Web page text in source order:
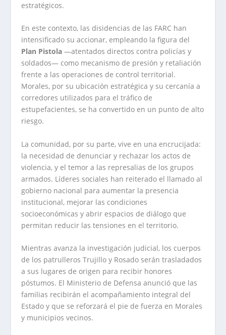
estratégicos.
En este contexto, las disidencias de las FARC han
intensificado su accionar, empleando la figura del
Plan Pistola —atentados directos contra policías y
soldados— como mecanismo de presión y retaliación
frente a las operaciones de control territorial.
Morales, por su ubicación estratégica y su cercanía a
corredores utilizados para el tráfico de
estupefacientes, se ha convertido en un punto de alto
riesgo.
La comunidad, por su parte, vive en una encrucijada:
la necesidad de denunciar y rechazar los actos de
violencia, y el temor a las represalias de los grupos
armados. Líderes sociales han reiterado el llamado al
gobierno nacional para aumentar la presencia
institucional, mejorar las condiciones
socioeconómicas y abrir espacios de diálogo que
permitan reducir las tensiones en el territorio.
Mientras avanza la investigación judicial, los cuerpos
de los patrulleros Trujillo y Rosado serán trasladados
a sus lugares de origen para recibir honores
póstumos. El Ministerio de Defensa anunció que las
familias recibirán el acompañamiento integral del
Estado y que se reforzará el pie de fuerza en Morales
y municipios vecinos.